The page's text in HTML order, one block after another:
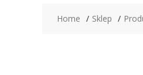
Home Sklep